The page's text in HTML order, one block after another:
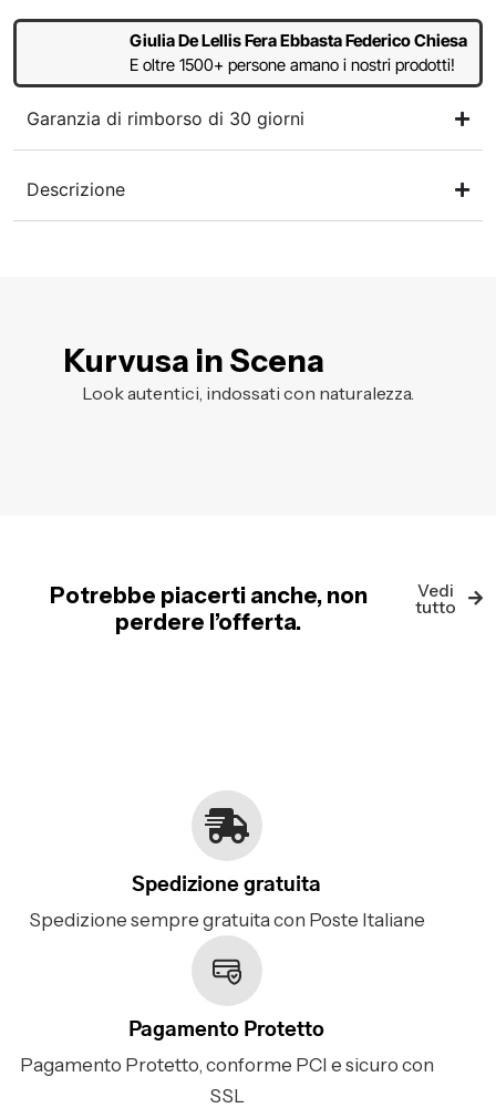
Giulia De Lellis Fera Ebbasta Federico Chiesa
E oltre 1500+ persone amano i nostri prodotti!
Garanzia di rimborso di 30 giorni
Descrizione
Kurvusa in Scena
Look autentici, indossati con naturalezza.
Potrebbe piacerti anche, non
perdere l’offerta.
Vedi
tutto
Spedizione gratuita
Spedizione sempre gratuita con Poste Italiane
Pagamento Protetto
Pagamento Protetto, conforme PCI e sicuro con
SSL